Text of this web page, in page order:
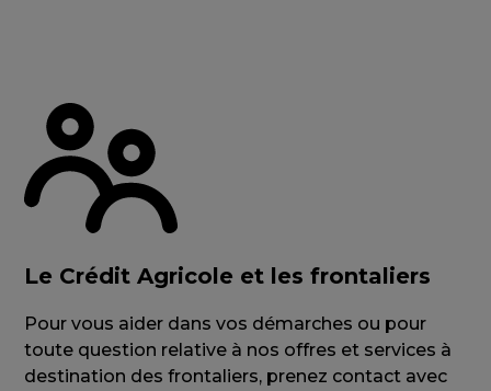
Le Crédit Agricole et les frontaliers
Pour vous aider dans vos démarches ou pour
toute question relative à nos offres et services à
destination des frontaliers, prenez contact avec